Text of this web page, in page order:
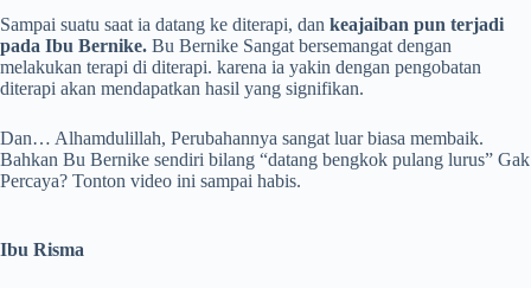
Sampai suatu saat ia datang ke diterapi, dan keajaiban pun terjadi
pada Ibu Bernike. Bu Bernike Sangat bersemangat dengan
melakukan terapi di diterapi. karena ia yakin dengan pengobatan
diterapi akan mendapatkan hasil yang signifikan.
Dan… Alhamdulillah, Perubahannya sangat luar biasa membaik.
Bahkan Bu Bernike sendiri bilang “datang bengkok pulang lurus” Gak
Percaya? Tonton video ini sampai habis.
Ibu Risma